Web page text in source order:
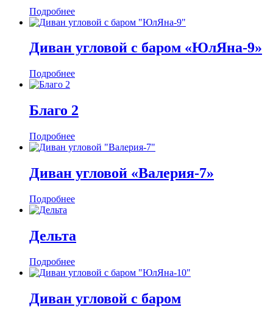
Подробнее
Диван угловой с баром «ЮлЯна-9»
Подробнее
Благо 2
Подробнее
Диван угловой «Валерия-7»
Подробнее
Дельта
Подробнее
Диван угловой с баром